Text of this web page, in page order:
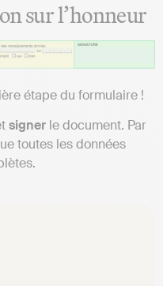
sur l’honneur
étape du formulaire !
signer le document. Par
toutes les données